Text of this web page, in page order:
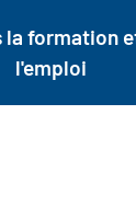
la formation
l'emploi